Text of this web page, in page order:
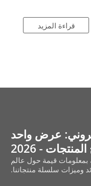
قراءة المزيد
عرض واحد
- 2026
بمعلومات قيمة حول عالم